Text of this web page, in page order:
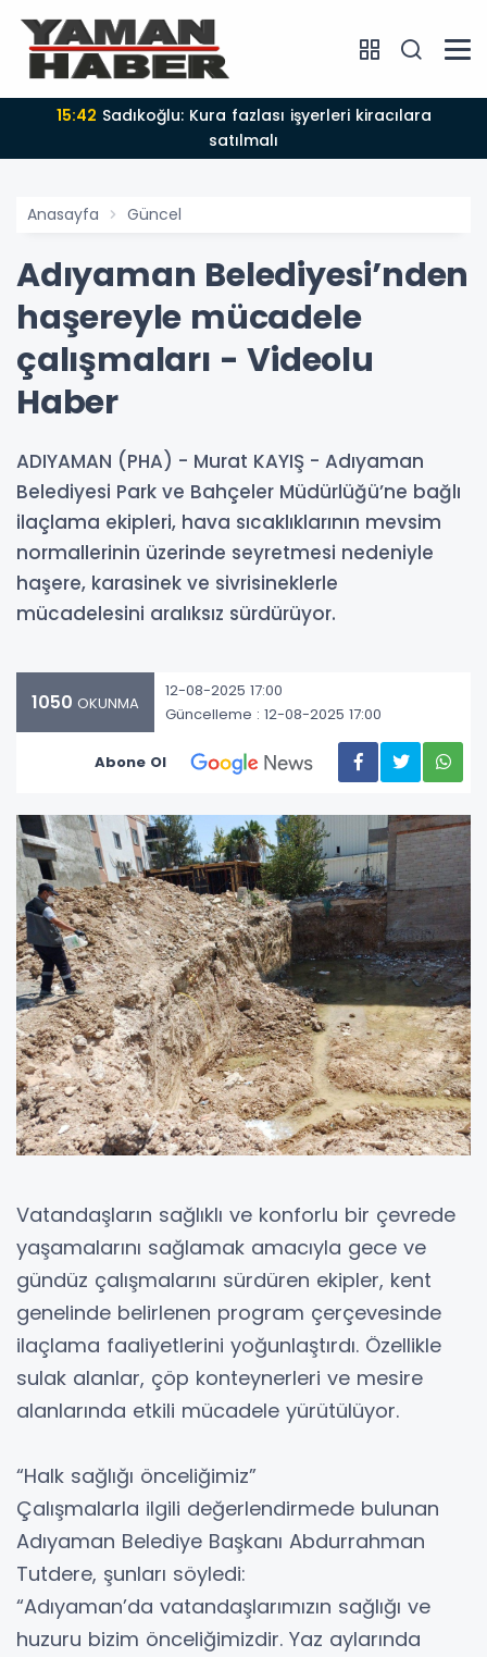
15:42
satılmalı
Anasayfa Güncel
Adıyaman Belediyesi’nden
haşereyle mücadele
çalışmaları - Videolu
Haber
ADIYAMAN (PHA) - Murat KAYIŞ - Adıyaman
Belediyesi Park ve Bahçeler Müdürlüğü’ne bağlı
ilaçlama ekipleri, hava sıcaklıklarının mevsim
normallerinin üzerinde seyretmesi nedeniyle
haşere, karasinek ve sivrisineklerle
mücadelesini aralıksız sürdürüyor.
1050 OKUNMA
12-08-2025 17:00
Güncelleme : 12-08-2025 17:00
Abone Ol
Vatandaşların sağlıklı ve konforlu bir çevrede
yaşamalarını sağlamak amacıyla gece ve
gündüz çalışmalarını sürdüren ekipler, kent
genelinde belirlenen program çerçevesinde
ilaçlama faaliyetlerini yoğunlaştırdı. Özellikle
sulak alanlar, çöp konteynerleri ve mesire
alanlarında etkili mücadele yürütülüyor.
“Halk sağlığı önceliğimiz”
Çalışmalarla ilgili değerlendirmede bulunan
Adıyaman Belediye Başkanı Abdurrahman
Tutdere, şunları söyledi:
“Adıyaman’da vatandaşlarımızın sağlığı ve
huzuru bizim önceliğimizdir. Yaz aylarında